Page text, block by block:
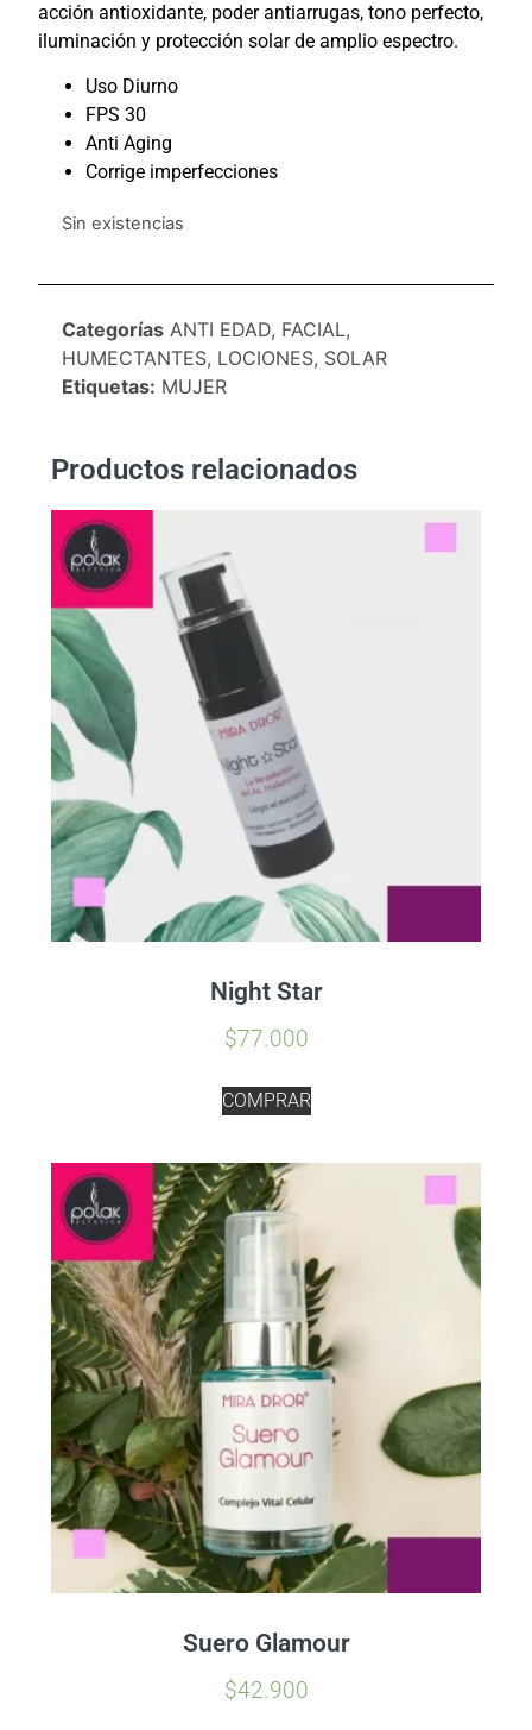
acción antioxidante, poder antiarrugas, tono perfecto,
iluminación y protección solar de amplio espectro.
Uso Diurno
FPS 30
Anti Aging
Corrige imperfecciones
Sin existencias
Categorías ANTI EDAD, FACIAL,
HUMECTANTES, LOCIONES, SOLAR
Etiquetas: MUJER
Productos relacionados
Night Star
$77.000
COMPRAR
Suero Glamour
$42.900